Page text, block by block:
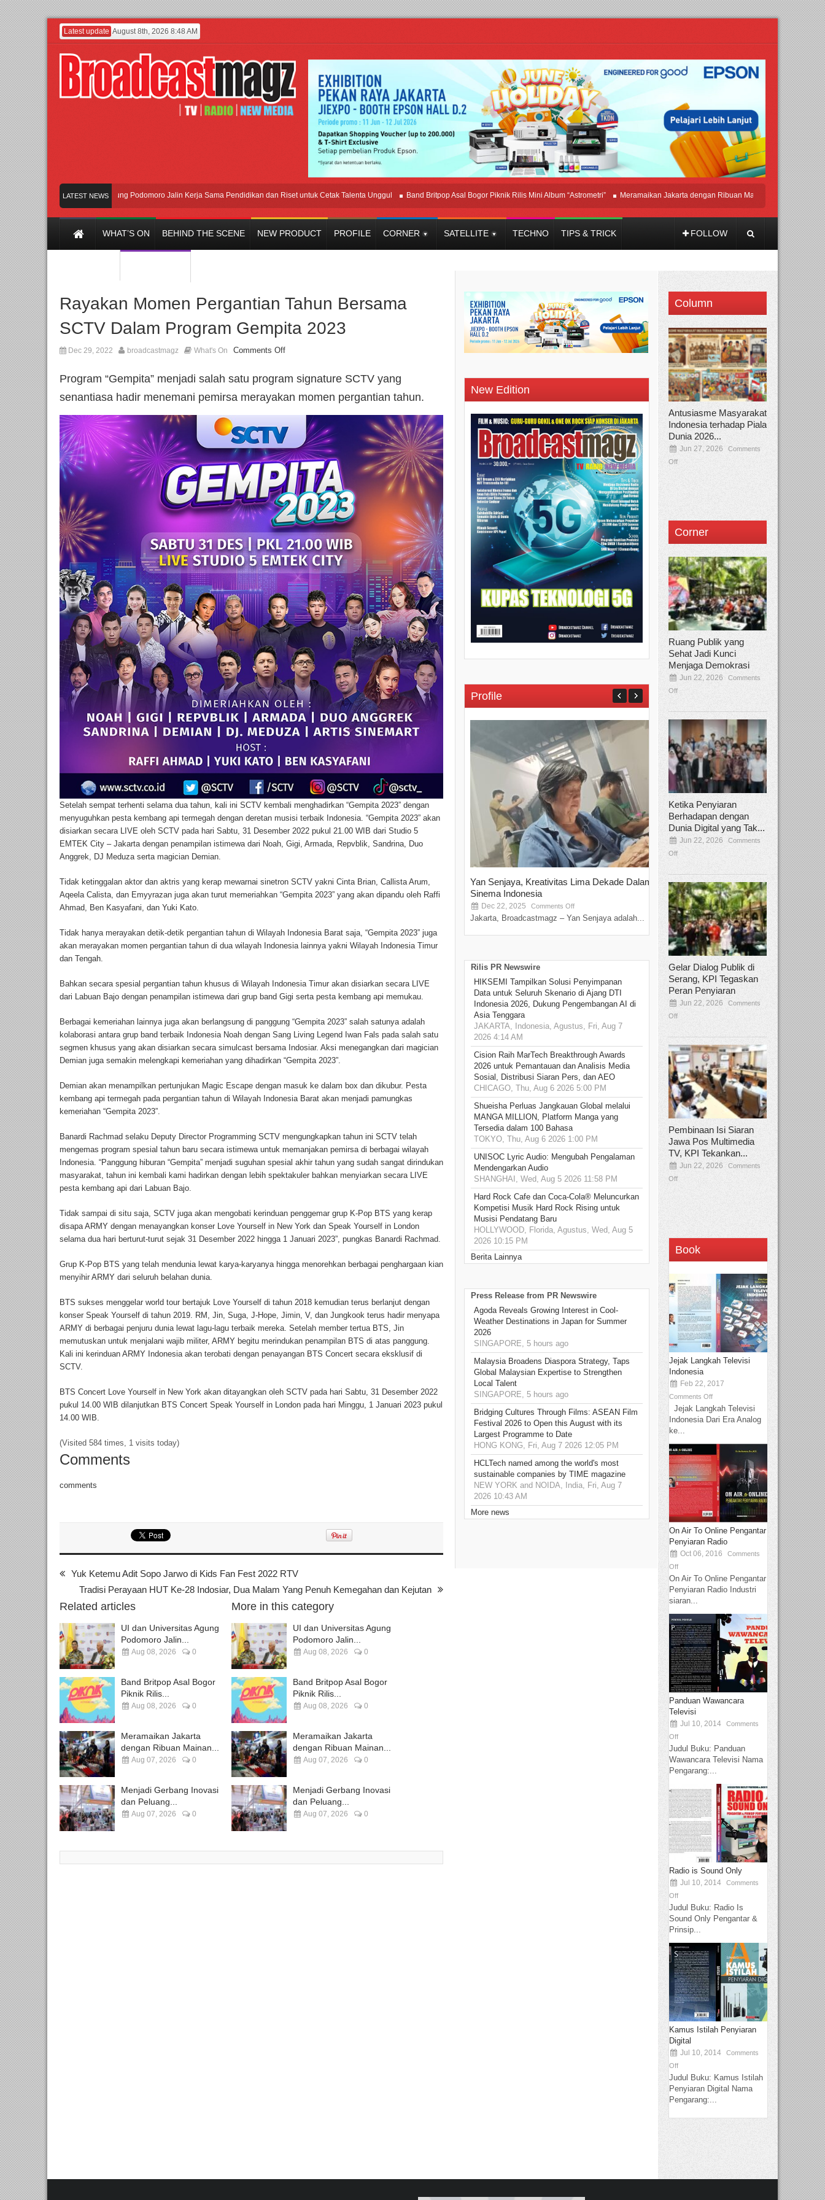
Latest update August 8th, 2026 8:48 AM
LATEST NEWS
UI dan Universitas Agung Podomoro Jalin Kerja Sama Pendidikan dan Riset untuk Cetak Talenta Unggul Band Britpop Asal Bogor Piknik Rilis Mini Album “Astrometri” Meramaikan Jakarta dengan Ribuan Mainan dan Produk Bayi dari
WHAT’S ON BEHIND THE SCENE NEW PRODUCT PROFILE CORNER SATELLITE TECHNO TIPS & TRICK FOLLOW
Rayakan Momen Pergantian Tahun Bersama
SCTV Dalam Program Gempita 2023
Dec 29, 2022 broadcastmagz What's On Comments Off
Program “Gempita” menjadi salah satu program signature SCTV yang
senantiasa hadir menemani pemirsa merayakan momen pergantian tahun.
Setelah sempat terhenti selama dua tahun, kali ini SCTV kembali menghadirkan “Gempita 2023” dengan
menyuguhkan pesta kembang api termegah dengan deretan musisi terbaik Indonesia. “Gempita 2023” akan
disiarkan secara LIVE oleh SCTV pada hari Sabtu, 31 Desember 2022 pukul 21.00 WIB dari Studio 5
EMTEK City – Jakarta dengan penampilan istimewa dari Noah, Gigi, Armada, Repvblik, Sandrina, Duo
Anggrek, DJ Meduza serta magician Demian.
Tidak ketinggalan aktor dan aktris yang kerap mewarnai sinetron SCTV yakni Cinta Brian, Callista Arum,
Aqeela Calista, dan Emyyrazan juga akan turut memeriahkan “Gempita 2023” yang akan dipandu oleh Raffi
Ahmad, Ben Kasyafani, dan Yuki Kato.
Tidak hanya merayakan detik-detik pergantian tahun di Wilayah Indonesia Barat saja, “Gempita 2023” juga
akan merayakan momen pergantian tahun di dua wilayah Indonesia lainnya yakni Wilayah Indonesia Timur
dan Tengah.
Bahkan secara spesial pergantian tahun khusus di Wilayah Indonesia Timur akan disiarkan secara LIVE
dari Labuan Bajo dengan penampilan istimewa dari grup band Gigi serta pesta kembang api memukau.
Berbagai kemeriahan lainnya juga akan berlangsung di panggung “Gempita 2023” salah satunya adalah
kolaborasi antara grup band terbaik Indonesia Noah dengan Sang Living Legend Iwan Fals pada salah satu
segmen khusus yang akan disiarkan secara simulcast bersama Indosiar. Aksi menegangkan dari magician
Demian juga semakin melengkapi kemeriahan yang dihadirkan “Gempita 2023”.
Demian akan menampilkan pertunjukan Magic Escape dengan masuk ke dalam box dan dikubur. Pesta
kembang api termegah pada pergantian tahun di Wilayah Indonesia Barat akan menjadi pamungkas
kemeriahan “Gempita 2023”.
Banardi Rachmad selaku Deputy Director Programming SCTV mengungkapkan tahun ini SCTV telah
mengemas program spesial tahun baru secara istimewa untuk memanjakan pemirsa di berbagai wilayah
Indonesia. “Panggung hiburan “Gempita” menjadi suguhan spesial akhir tahun yang sudah sangat dirindukan
masyarakat, tahun ini kembali kami hadirkan dengan lebih spektakuler bahkan menyiarkan secara LIVE
pesta kembang api dari Labuan Bajo.
Tidak sampai di situ saja, SCTV juga akan mengobati kerinduan penggemar grup K-Pop BTS yang kerap
disapa ARMY dengan menayangkan konser Love Yourself in New York dan Speak Yourself in London
selama dua hari berturut-turut sejak 31 Desember 2022 hingga 1 Januari 2023”, pungkas Banardi Rachmad.
Grup K-Pop BTS yang telah mendunia lewat karya-karyanya hingga menorehkan berbagai penghargaan kian
menyihir ARMY dari seluruh belahan dunia.
BTS sukses menggelar world tour bertajuk Love Yourself di tahun 2018 kemudian terus berlanjut dengan
konser Speak Yourself di tahun 2019. RM, Jin, Suga, J-Hope, Jimin, V, dan Jungkook terus hadir menyapa
ARMY di berbagai penjuru dunia lewat lagu-lagu terbaik mereka. Setelah member tertua BTS, Jin
memutuskan untuk menjalani wajib militer, ARMY begitu merindukan penampilan BTS di atas panggung.
Kali ini kerinduan ARMY Indonesia akan terobati dengan penayangan BTS Concert secara eksklusif di
SCTV.
BTS Concert Love Yourself in New York akan ditayangkan oleh SCTV pada hari Sabtu, 31 Desember 2022
pukul 14.00 WIB dilanjutkan BTS Concert Speak Yourself in London pada hari Minggu, 1 Januari 2023 pukul
14.00 WIB.
(Visited 584 times, 1 visits today)
Comments
comments
Yuk Ketemu Adit Sopo Jarwo di Kids Fan Fest 2022 RTV
Tradisi Perayaan HUT Ke-28 Indosiar, Dua Malam Yang Penuh Kemegahan dan Kejutan
Related articles
UI dan Universitas Agung
Podomoro Jalin...
Aug 08, 2026 0
Band Britpop Asal Bogor
Piknik Rilis...
Aug 08, 2026 0
Meramaikan Jakarta
dengan Ribuan Mainan...
Aug 07, 2026 0
Menjadi Gerbang Inovasi
dan Peluang...
Aug 07, 2026 0
More in this category
UI dan Universitas Agung
Podomoro Jalin...
Aug 08, 2026 0
Band Britpop Asal Bogor
Piknik Rilis...
Aug 08, 2026 0
Meramaikan Jakarta
dengan Ribuan Mainan...
Aug 07, 2026 0
Menjadi Gerbang Inovasi
dan Peluang...
Aug 07, 2026 0
New Edition
Profile
Yan Senjaya, Kreativitas Lima Dekade Dalam
Sinema Indonesia
Dec 22, 2025 Comments Off
Jakarta, Broadcastmagz – Yan Senjaya adalah...
Tamee Irelly Menjadi Juri Open
Film Terbaru...
Sep 08, 2025 Comments Off
Bekasi, Broadcastmagz – Dalam upaya
talenta...
Rilis PR Newswire
HIKSEMI Tampilkan Solusi Penyimpanan
Data untuk Seluruh Skenario di Ajang DTI
Indonesia 2026, Dukung Pengembangan AI di
Asia Tenggara
JAKARTA, Indonesia, Agustus, Fri, Aug 7
2026 4:14 AM
Cision Raih MarTech Breakthrough Awards
2026 untuk Pemantauan dan Analisis Media
Sosial, Distribusi Siaran Pers, dan AEO
CHICAGO, Thu, Aug 6 2026 5:00 PM
Shueisha Perluas Jangkauan Global melalui
MANGA MILLION, Platform Manga yang
Tersedia dalam 100 Bahasa
TOKYO, Thu, Aug 6 2026 1:00 PM
UNISOC Lyric Audio: Mengubah Pengalaman
Mendengarkan Audio
SHANGHAI, Wed, Aug 5 2026 11:58 PM
Hard Rock Cafe dan Coca-Cola® Meluncurkan
Kompetisi Musik Hard Rock Rising untuk
Musisi Pendatang Baru
HOLLYWOOD, Florida, Agustus, Wed, Aug 5
2026 10:15 PM
Berita Lainnya
Press Release from PR Newswire
Agoda Reveals Growing Interest in Cool-
Weather Destinations in Japan for Summer
2026
SINGAPORE, 5 hours ago
Malaysia Broadens Diaspora Strategy, Taps
Global Malaysian Expertise to Strengthen
Local Talent
SINGAPORE, 5 hours ago
Bridging Cultures Through Films: ASEAN Film
Festival 2026 to Open this August with its
Largest Programme to Date
HONG KONG, Fri, Aug 7 2026 12:05 PM
HCLTech named among the world's most
sustainable companies by TIME magazine
NEW YORK and NOIDA, India, Fri, Aug 7
2026 10:43 AM
More news
Column
Antusiasme Masyarakat
Indonesia terhadap Piala
Dunia 2026...
Jun 27, 2026
Comments
Off
Corner
Ruang Publik yang
Sehat Jadi Kunci
Menjaga Demokrasi
Jun 22, 2026
Comments
Off
Ketika Penyiaran
Berhadapan dengan
Dunia Digital yang Tak...
Jun 22, 2026
Comments
Off
Gelar Dialog Publik di
Serang, KPI Tegaskan
Peran Penyiaran
Jun 22, 2026
Comments
Off
Pembinaan Isi Siaran
Jawa Pos Multimedia
TV, KPI Tekankan...
Jun 22, 2026
Comments
Off
Book
Jejak Langkah Televisi
Indonesia
Feb 22, 2017
Comments Off
Jejak Langkah Televisi
Indonesia Dari Era Analog
ke...
On Air To Online Pengantar
Penyiaran Radio
Oct 06, 2016
Comments
Off
On Air To Online Pengantar
Penyiaran Radio Industri
siaran...
Panduan Wawancara
Televisi
Jul 10, 2014
Comments
Off
Judul Buku: Panduan
Wawancara Televisi Nama
Pengarang:...
Radio is Sound Only
Jul 10, 2014
Comments
Off
Judul Buku: Radio Is
Sound Only Pengantar &
Prinsip...
Kamus Istilah Penyiaran
Digital
Jul 10, 2014
Comments
Off
Judul Buku: Kamus Istilah
Penyiaran Digital Nama
Pengarang:...